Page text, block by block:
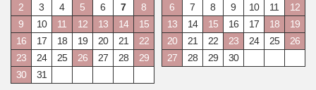
2
3 4 5 6 7
8
9
10 11 12 13 14
15
16
17 18 19 20 21
22
23
24 25 26 27 28
29
30
31
6
7 8 9 10 11
12
13
14 15 16 17 18
19
20
21 22 23 24 25
26
27
28 29 30